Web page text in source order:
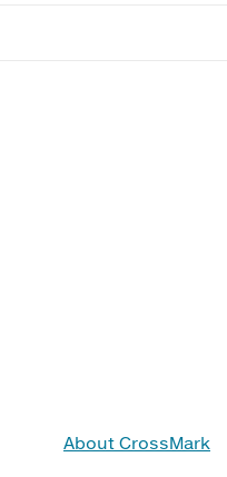
About CrossMark